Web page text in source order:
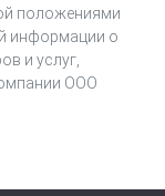
положениями
информации о
и услуг,
ООО